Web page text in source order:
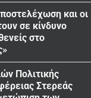
και οι
σε κίνδυνο
στο
Πολιτικής
Στερεάς